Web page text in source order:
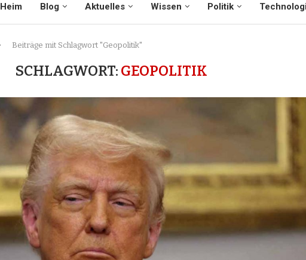
Heim Blog Aktuelles Wissen Politik
Beiträge mit Schlagwort "Geopolitik"
SCHLAGWORT: GEOPOLITIK